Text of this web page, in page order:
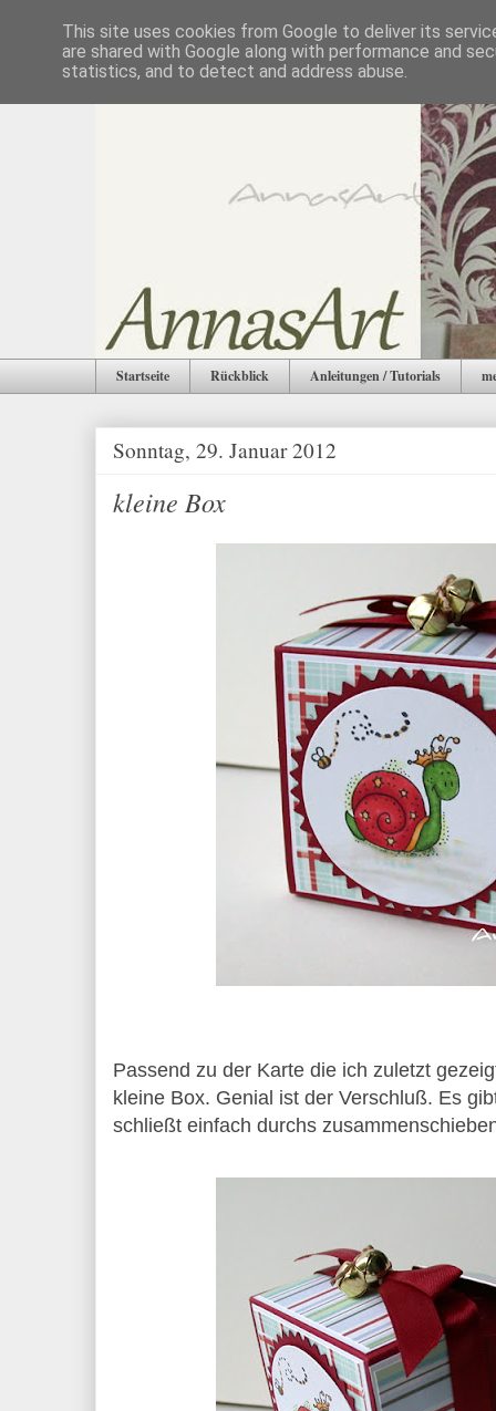
Startseite Rückblick Anleitungen / Tutorials
Sonntag, 29. Januar 2012
kleine Box
Passend zu der Karte die ich zuletzt
kleine Box. Genial ist der Verschluß. Es
schließt einfach durchs
This site uses cookies from Google to deliver its
are shared with Google along with performance and
statistics, and to detect and address abuse.